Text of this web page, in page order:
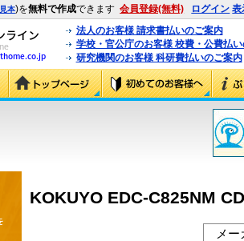
見本)を無料で作成できます 会員登録(無料) ログイン 表
法人のお客様 請求書払いのご案内
学校・官公庁のお客様 校費・公費払
研究機関のお客様 科研費払いのご案内
KOKUYO EDC-C825NM
メー